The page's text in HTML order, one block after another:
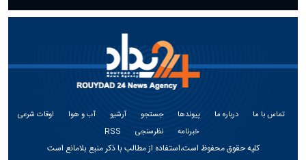
تماس با ما درباره ما پیوندها جستجو آرشیو آب و هوا
اوقات شرعی
خبرنامه
نظرسنجی RSS
کلیه حقوق محفوظ است،استفاده از مطالب با ذکر منبع بلامانع است